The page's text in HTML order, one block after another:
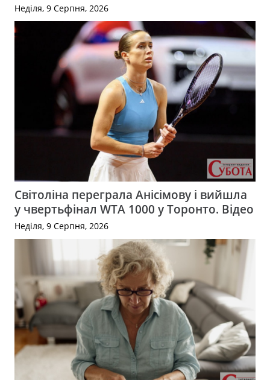
Неділя, 9 Серпня, 2026
Світоліна переграла Анісімову і вийшла
у чвертьфінал WTA 1000 у Торонто. Відео
Неділя, 9 Серпня, 2026